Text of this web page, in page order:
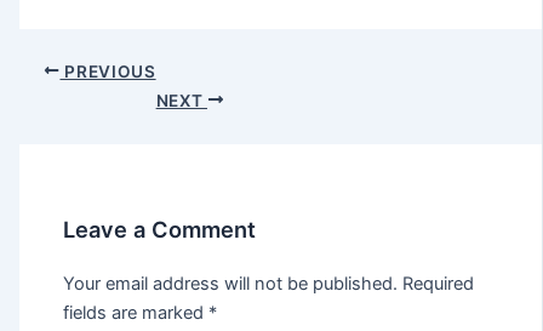
PREVIOUS
NEXT
Leave a Comment
Your email address will not be published. Required
fields are marked *